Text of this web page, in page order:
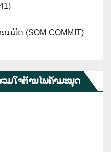
ມມິດ (SOM COMMIT)
ມໃຈຕ້ານໄພຄ້າມະນຸດ